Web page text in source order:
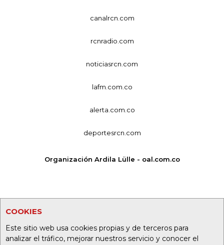
COOKIES
Este sitio web usa cookies propias y de terceros para
analizar el tráfico, mejorar nuestros servicio y conocer el
canalrcn.com
rcnradio.com
noticiasrcn.com
lafm.com.co
alerta.com.co
deportesrcn.com
Organización Ardila Lülle - oal.com.co